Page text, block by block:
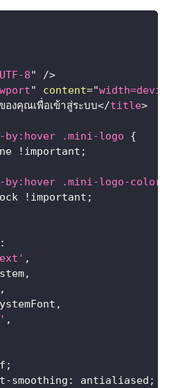
UTF-8"
/>
" content="
องคุณเพื่อเข้าสู่ระบบ</title>
by:hover .mini-logo
{
!important ;
by:hover .mini-logo-color
!important ;
:
,
,
,
,
,
;
smoothing : antialiased ;